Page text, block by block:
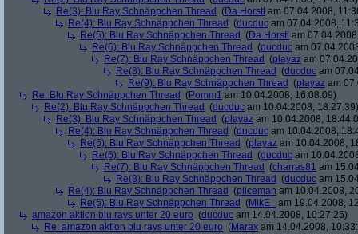
Re(3): Blu Ray Schnäppchen Thread (Da Horstl am 07.04.2008,
Re(4): Blu Ray Schnäppchen Thread (ducduc am 07.04.2008,
Re(5): Blu Ray Schnäppchen Thread (Da Horstl am
Re(6): Blu Ray Schnäppchen Thread (ducduc am
Re(7): Blu Ray Schnäppchen Thread (playaz am
Re(8): Blu Ray Schnäppchen Thread (ducduc am
Re(9): Blu Ray Schnäppchen Thread (playaz am
Re: Blu Ray Schnäppchen Thread (Pomm1 am 10.04.2008, 16:08:09)
Re(2): Blu Ray Schnäppchen Thread (ducduc am 10.04.2008, 18:27:39)
Re(3): Blu Ray Schnäppchen Thread (playaz am 10.04.2008,
Re(4): Blu Ray Schnäppchen Thread (ducduc am 10.04.2008,
Re(5): Blu Ray Schnäppchen Thread (playaz am 10.04.2008,
Re(6): Blu Ray Schnäppchen Thread (ducduc am
Re(7): Blu Ray Schnäppchen Thread (charras81 am
Re(8): Blu Ray Schnäppchen Thread (ducduc am
Re(4): Blu Ray Schnäppchen Thread (piiceman am 10.04.2008,
Re(5): Blu Ray Schnäppchen Thread (MikE_
am 19.04.2008,
amazon aktion blu rays unter 20 euro (ducduc am 14.04.2008, 10:27:25)
Re: amazon aktion blu rays unter 20 euro (Marax am 14.04.2008,